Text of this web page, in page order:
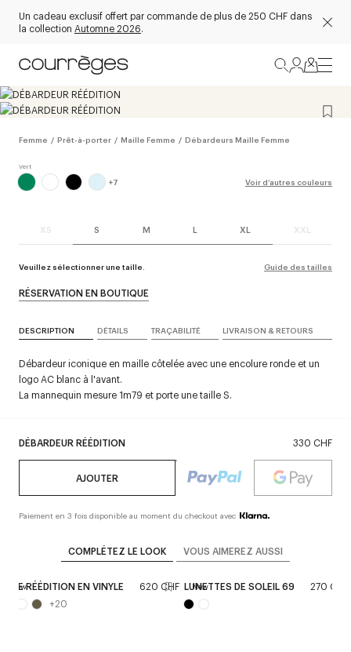
Un cadeau exclusif offert par commande de plus de 250 CHF dans
la collection Automne 2026.
Femme / Prêt-à-porter / Maille Femme / Débardeurs Maille Femme
+7 Voir d’autres couleurs
XS S M L XL XXL
Veuillez sélectionner une taille. Guide des tailles
DÉBARDEUR RÉÉDITION 330 CHF
AJOUTER
Paiement en 3 fois disponible au moment du checkout avec
RÉSERVATION EN BOUTIQUE
DESCRIPTION DÉTAILS TRAÇABILITÉ LIVRAISON & RETOURS
Débardeur iconique en maille côtelée avec une encolure ronde et un
logo AC blanc à l'avant.
La mannequin mesure 1m79 et porte une taille S.
COMPLÉTEZ LE LOOK VOUS AIMEREZ AUSSI
New
JUPE RÉÉDITION EN VINYLE
620 CHF
+20
New
LUNETTES DE SOLEIL 69 270 CHF